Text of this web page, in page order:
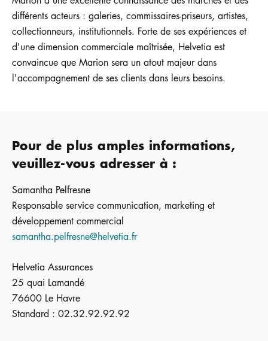
différents acteurs : galeries, commissaires-priseurs, artistes,
collectionneurs, institutionnels. Forte de ses expériences et
d'une dimension commerciale maîtrisée, Helvetia est
convaincue que Marion sera un atout majeur dans
l'accompagnement de ses clients dans leurs besoins.
Pour de plus amples informations,
veuillez-vous adresser à :
Samantha Pelfresne
Responsable service communication, marketing et
développement commercial
samantha.pelfresne@helvetia.fr
Helvetia Assurances
25 quai Lamandé
76600 Le Havre
Standard : 02.32.92.92.92